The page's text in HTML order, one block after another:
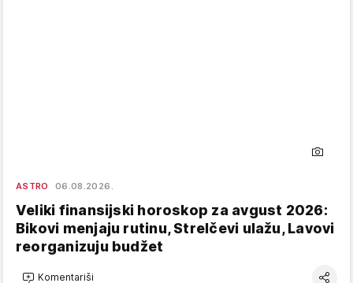
ASTRO 06.08.2026.
Veliki finansijski horoskop za avgust 2026:
Bikovi menjaju rutinu, Strelčevi ulažu, Lavovi
reorganizuju budžet
Komentariši